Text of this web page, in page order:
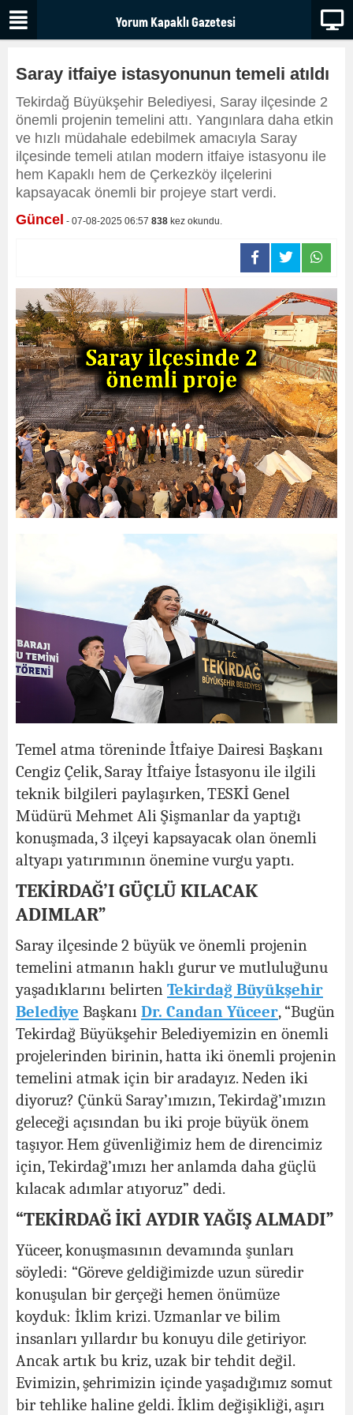
Saray itfaiye istasyonunun temeli atıldı
Tekirdağ Büyükşehir Belediyesi, Saray ilçesinde 2
önemli projenin temelini attı. Yangınlara daha etkin
ve hızlı müdahale edebilmek amacıyla Saray
ilçesinde temeli atılan modern itfaiye istasyonu ile
hem Kapaklı hem de Çerkezköy ilçelerini
kapsayacak önemli bir projeye start verdi.
Güncel - 07-08-2025 06:57 838 kez okundu.
Temel atma töreninde İtfaiye Dairesi Başkanı
Cengiz Çelik, Saray İtfaiye İstasyonu ile ilgili
teknik bilgileri paylaşırken, TESKİ Genel
Müdürü Mehmet Ali Şişmanlar da yaptığı
konuşmada, 3 ilçeyi kapsayacak olan önemli
altyapı yatırımının önemine vurgu yaptı.
TEKİRDAĞ’I GÜÇLÜ KILACAK
ADIMLAR”
Saray ilçesinde 2 büyük ve önemli projenin
temelini atmanın haklı gurur ve mutluluğunu
yaşadıklarını belirten Tekirdağ Büyükşehir
Belediye Başkanı Dr. Candan Yüceer, “Bugün
Tekirdağ Büyükşehir Belediyemizin en önemli
projelerinden birinin, hatta iki önemli projenin
temelini atmak için bir aradayız. Neden iki
diyoruz? Çünkü Saray’ımızın, Tekirdağ’ımızın
geleceği açısından bu iki proje büyük önem
taşıyor. Hem güvenliğimiz hem de direncimiz
için, Tekirdağ’ımızı her anlamda daha güçlü
kılacak adımlar atıyoruz” dedi.
“TEKİRDAĞ İKİ AYDIR YAĞIŞ ALMADI”
Yüceer, konuşmasının devamında şunları
söyledi: “Göreve geldiğimizde uzun süredir
konuşulan bir gerçeği hemen önümüze
koyduk: İklim krizi. Uzmanlar ve bilim
insanları yıllardır bu konuyu dile getiriyor.
Ancak artık bu kriz, uzak bir tehdit değil.
Evimizin, şehrimizin içinde yaşadığımız somut
bir tehlike haline geldi. İklim değişikliği, aşırı